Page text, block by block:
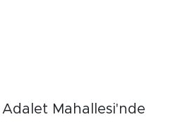
Adalet Mahallesi'nde